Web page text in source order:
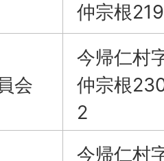
仲宗根219
会
今帰仁村
仲宗根
2
今帰仁村